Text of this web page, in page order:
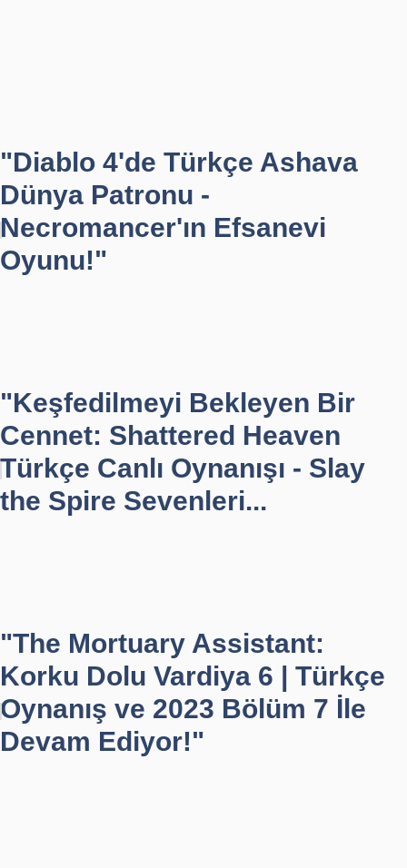
"Diablo 4'de Türkçe Ashava
Dünya Patronu -
Necromancer'ın Efsanevi
Oyunu!"
"Keşfedilmeyi Bekleyen Bir
Cennet: Shattered Heaven
Türkçe Canlı Oynanışı - Slay
the Spire Sevenleri...
"The Mortuary Assistant:
Korku Dolu Vardiya 6 | Türkçe
Oynanış ve 2023 Bölüm 7 İle
Devam Ediyor!"